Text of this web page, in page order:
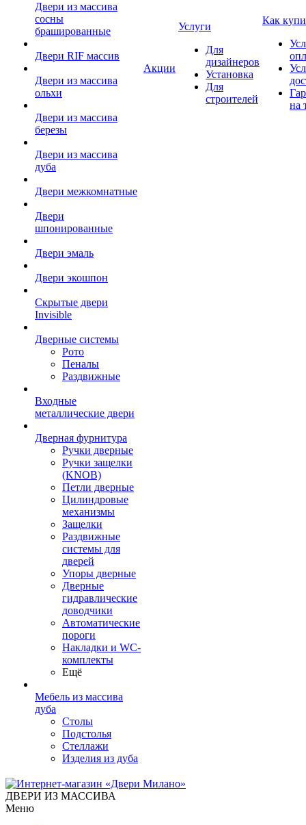
Двери из массива
сосны
брашированные
Двери RIF массив
Двери из массива
ольхи
Двери из массива
березы
Двери из массива
дуба
Двери межкомнатные
Двери
шпонированные
Двери эмаль
Двери экошпон
Скрытые двери
Invisible
Дверные системы
Рото
Пеналы
Раздвижные
Входные
металлические двери
Дверная фурнитура
Ручки дверные
Ручки защелки
(KNOB)
Петли дверные
Цилиндровые
механизмы
Защелки
Раздвижные
системы для
дверей
Упоры дверные
Дверные
гидравлические
доводчики
Автоматические
пороги
Накладки и WC-
комплекты
Ещё
Мебель из массива
дуба
Столы
Подстолья
Стеллажи
Изделия из дуба
Акции
Услуги
Для
дизайнеров
Установка
Для
строителей
Как
на
ДВЕРИ ИЗ МАССИВА
Меню